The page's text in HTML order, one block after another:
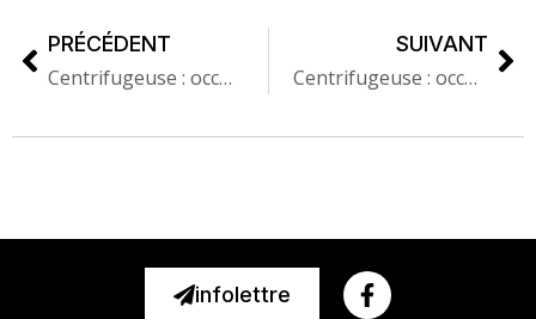
PRÉCÉDENT
Centrifugeuse : occupation artistique du quartier Laflèche, printemps 2022
SUIVANT
Centrifugeuse : occupation artistique du quartier Bienville, été-automne 2022
infolettre